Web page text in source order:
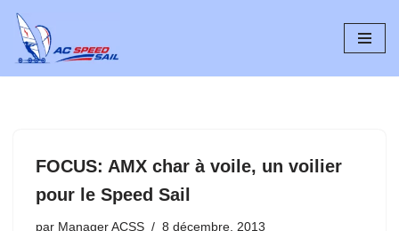
Aller
au
FOCUS: AMX char à voile, un voilier
pour le Speed Sail
par Manager ACSS 8 décembre, 2013